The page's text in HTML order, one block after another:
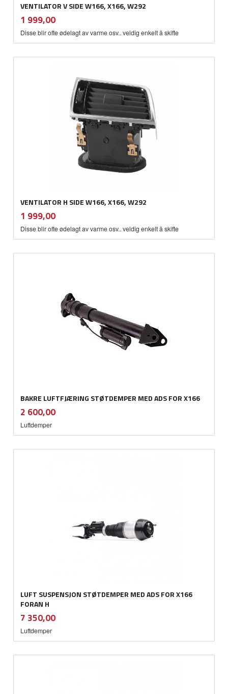
VENTILATOR V SIDE W166, X166, W292
Pris
1 999,00mva.
Disse blir ofte ødelagt av varme osv.. veldig enkelt å skifte
VENTILATOR H SIDE W166, X166, W292
Pris
1 999,00mva.
Disse blir ofte ødelagt av varme osv.. veldig enkelt å skifte
BAKRE LUFTFJÆRING STØTDEMPER MED ADS FOR X166
Pris
2 600,00mva.
Luftdemper
LUFT SUSPENSJON STØTDEMPER MED ADS FOR X166
FORAN H
Pris
7 350,00mva.
Luftdemper